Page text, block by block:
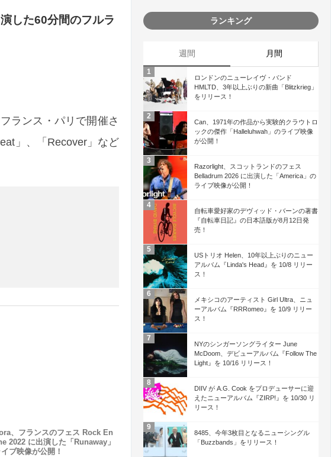
した60分間のフルラ
ランス・パリで開催さ
」、「Recover」など
、フランスのフェス Rock En
2022 に出演した「Runaway」
ブ映像が公開！
ランキング
週間 月間
ロンドンのニューレイヴ・バンド
HMLTD、3年以上ぶりの新曲「Blitzkrieg」
をリリース！
Can、1971年の作品から実験的クラウトロ
ックの傑作「Halleluhwah」のライブ映像
が公開！
Razorlight、スコットランドのフェス
Belladrum 2026 に出演した「America」の
ライブ映像が公開！
自転車愛好家のデヴィッド・バーンの著書
『自転車日記』の日本語版が8月12日発
売！
USトリオ Helen、10年以上ぶりのニュー
アルバム『Linda's Head』を 10/8 リリー
ス！
メキシコのアーティスト Girl Ultra、ニュ
ーアルバム『RRRomeo』を 10/9 リリー
ス！
NYのシンガーソングライター June
McDoom、デビューアルバム『Follow The
Light』を 10/16 リリース！
DIIV が A.G. Cook をプロデューサーに迎
えたニューアルバム『ZIRP!』を 10/30 リ
リース！
8485、今年3枚目となるニューシングル
「Buzzbands」をリリース！